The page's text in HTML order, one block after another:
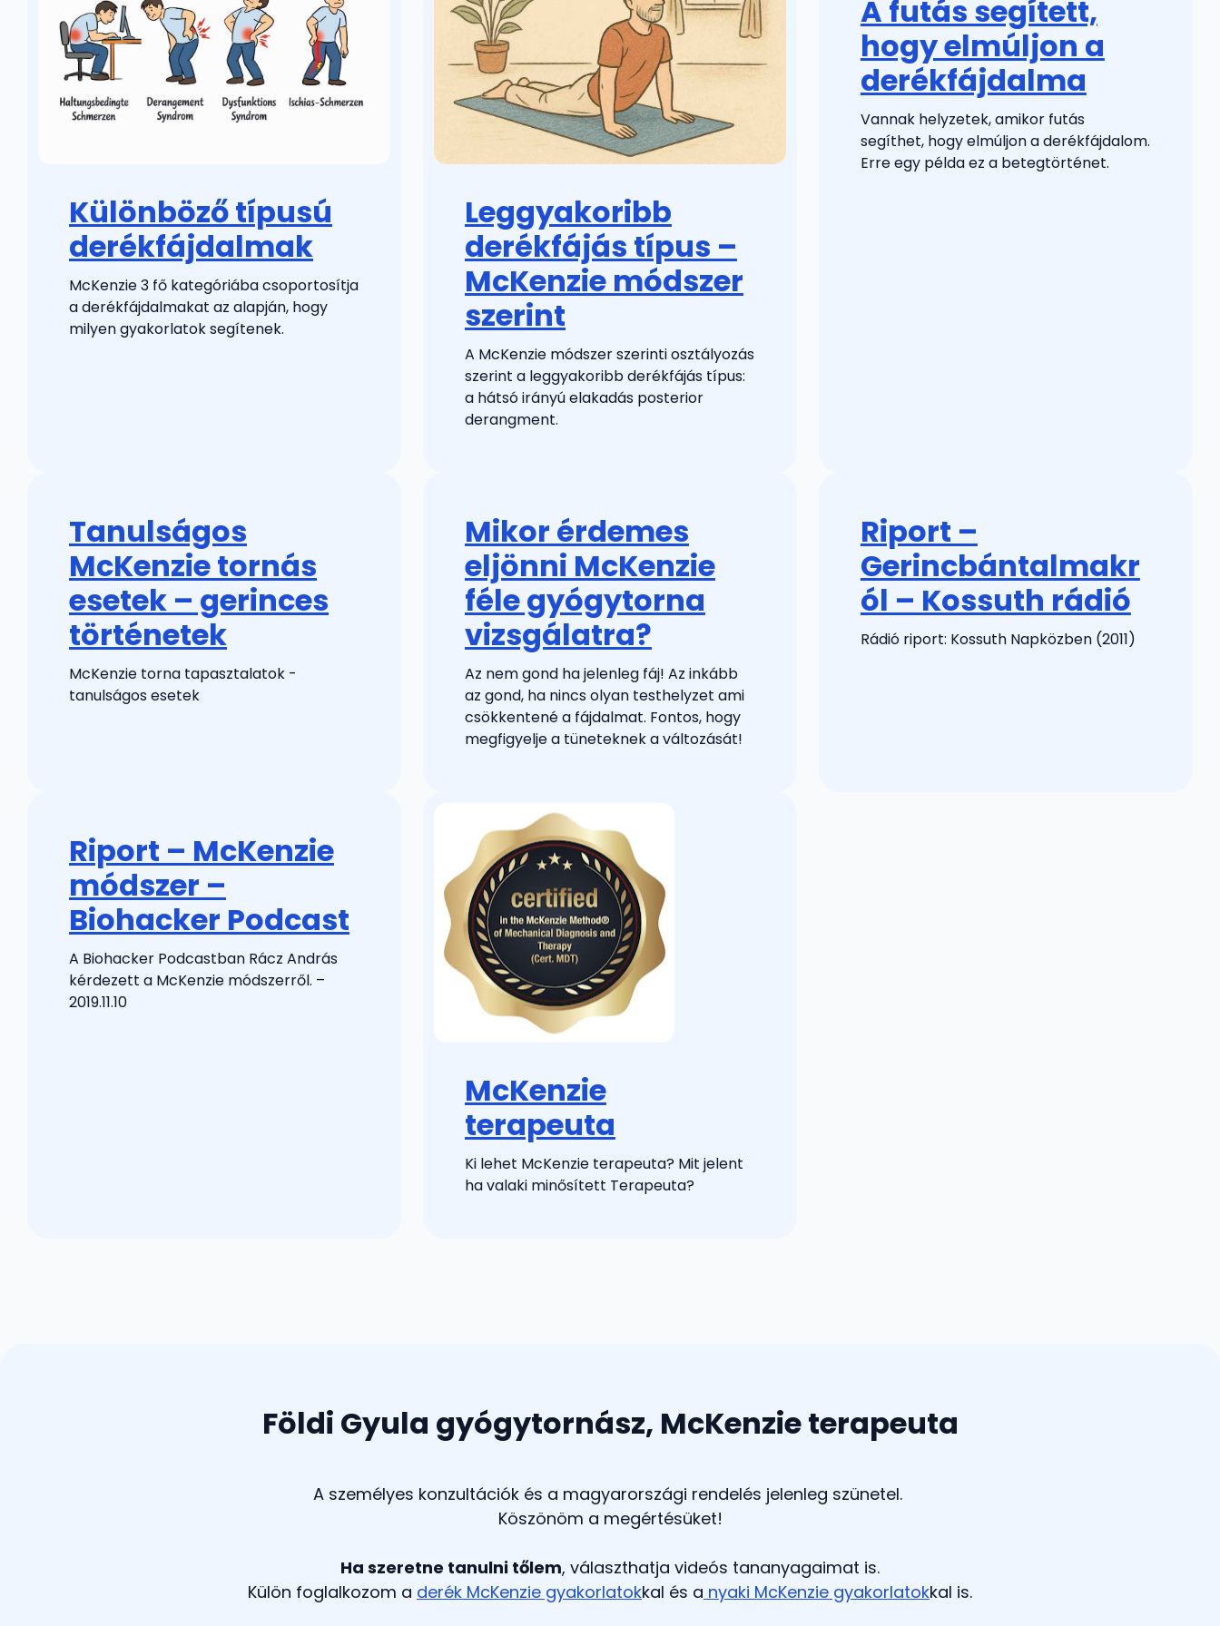
Különböző típusú
derékfájdalmak
McKenzie 3 fő kategóriába csoportosítja
a derékfájdalmakat az alapján, hogy
milyen gyakorlatok segítenek.
Leggyakoribb
derékfájás típus –
McKenzie módszer
szerint
A McKenzie módszer szerinti osztályozás
szerint a leggyakoribb derékfájás típus:
a hátsó irányú elakadás posterior
derangment.
A futás segített,
hogy elmúljon a
derékfájdalma
Vannak helyzetek, amikor futás
segíthet, hogy elmúljon a derékfájdalom.
Erre egy példa ez a betegtörténet.
Tanulságos
McKenzie tornás
esetek – gerinces
történetek
McKenzie torna tapasztalatok -
tanulságos esetek
Mikor érdemes
eljönni McKenzie
féle gyógytorna
vizsgálatra?
Az nem gond ha jelenleg fáj! Az inkább
az gond, ha nincs olyan testhelyzet ami
csökkentené a fájdalmat. Fontos, hogy
megfigyelje a tüneteknek a változását!
Riport –
Gerincbántalmakr
ól – Kossuth rádió
Rádió riport: Kossuth Napközben (2011)
Riport – McKenzie
módszer –
Biohacker Podcast
A Biohacker Podcastban Rácz András
kérdezett a McKenzie módszerről. –
2019.11.10
McKenzie
terapeuta
Ki lehet McKenzie terapeuta? Mit jelent
ha valaki minősített Terapeuta?
Földi Gyula gyógytornász, McKenzie terapeuta
A személyes konzultációk és a magyarországi rendelés jelenleg szünetel.
Köszönöm a megértésüket!
Ha szeretne tanulni tőlem, választhatja videós tananyagaimat is.
Külön foglalkozom a derék McKenzie gyakorlatokkal és a nyaki McKenzie gyakorlatokkal is.